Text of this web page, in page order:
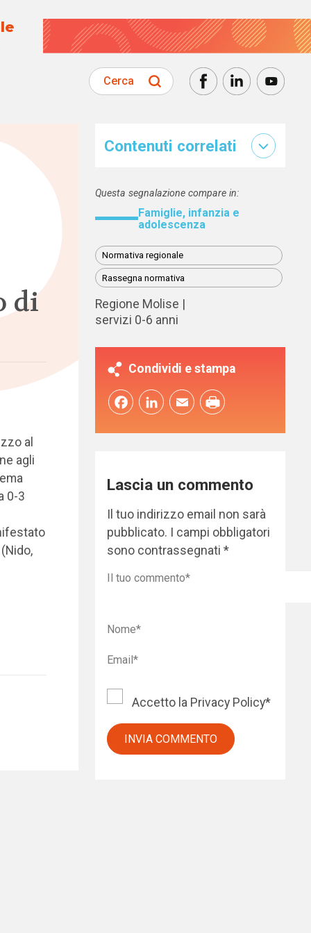
Cerca
di
al
agli
0-3
Contenuti correlati
Questa segnalazione compare in:
Famiglie, infanzia e
adolescenza
Normativa regionale
Rassegna normativa
Regione Molise
servizi 0-6 anni
Condividi e stampa
FacebookLinkedInEmail
Lascia un commento
Il tuo indirizzo email non sarà
pubblicato. I campi obbligatori
sono contrassegnati*
Accetto la Privacy Policy*